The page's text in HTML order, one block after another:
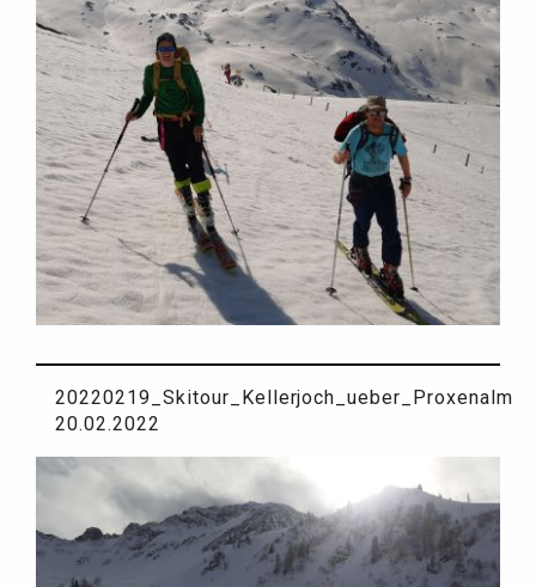
20220219_Skitour_Kellerjoch_ueber_Proxenalm
20.02.2022